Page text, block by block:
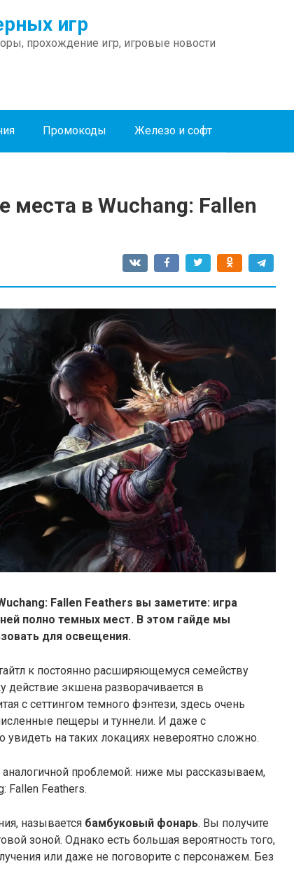
игр
прохождение игр, игровые новости
Промокоды Железо и софт
в Wuchang: Fallen
Fallen Feathers вы заметите: игра
полно темных мест. В этом гайде мы
для освещения.
к постоянно расширяющемуся семейству
действие экшена разворачивается в
с сеттингом темного фэнтези, здесь очень
пещеры и туннели. И даже с
на таких локациях невероятно сложно.
аналогичной проблемой: ниже мы рассказываем,
Fallen Feathers.
называется бамбуковый фонарь. Вы получите
зоной. Однако есть большая вероятность того,
или даже не поговорите с персонажем. Без